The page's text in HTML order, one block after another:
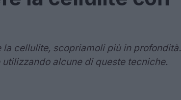
cellulite, scopriamoli più in profondità.
alcune di queste tecniche.